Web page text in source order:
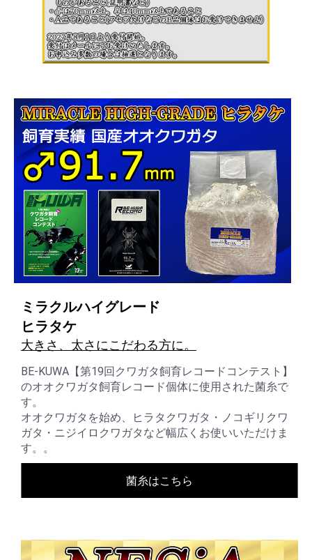
ミラクルハイグレード
ヒラタケ
大きさ、太さにこだわる方に。
BE-KUWA【第19回クワガタ飼育レコードコンテスト】
のオオクワガタ飼育レコード個体に使用された菌糸で
す。
オオクワガタを始め、ヒラタクワガタ・ノコギリクワ
ガタ・ニジイロクワガタなど幅広くお使いいただけま
す。。
菌糸はこちら